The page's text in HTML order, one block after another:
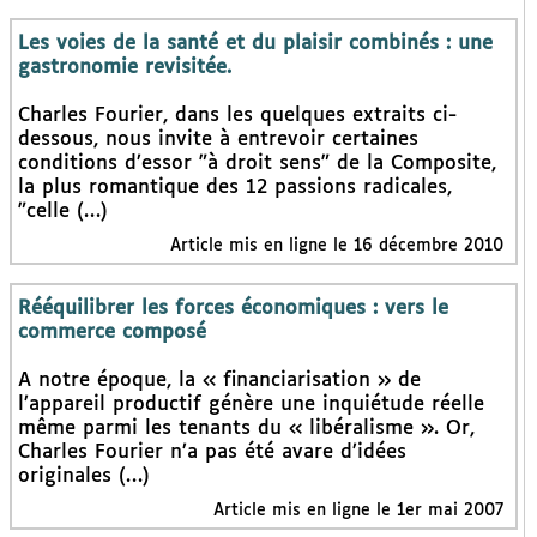
Les voies de la santé et du plaisir combinés : une
gastronomie revisitée.
Charles Fourier, dans les quelques extraits ci-
dessous, nous invite à entrevoir certaines
conditions d’essor "à droit sens" de la Composite,
la plus romantique des 12 passions radicales,
"celle (…)
Article mis en ligne le 16 décembre 2010
Rééquilibrer les forces économiques : vers le
commerce composé
A notre époque, la « financiarisation » de
l’appareil productif génère une inquiétude réelle
même parmi les tenants du « libéralisme ». Or,
Charles Fourier n’a pas été avare d’idées
originales (…)
Article mis en ligne le 1er mai 2007